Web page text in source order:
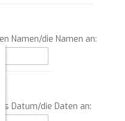
Namen/die Namen an:
Datum/die Daten an: